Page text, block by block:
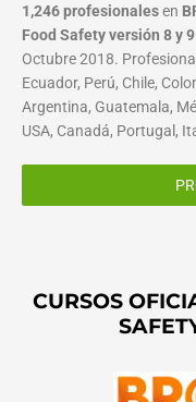
1,246 profesionalesen
Food Safety versión 8 y 9
Octubre 2018.
Ecuador, Perú, Chile,
Argentina, Guatemala,
USA, Canadá, Portugal,
CURSOS